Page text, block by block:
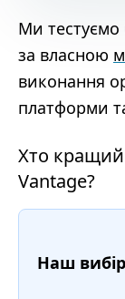
Ми тестуємо
за власною
виконання
платформи
Хто
Vantage?
Наш